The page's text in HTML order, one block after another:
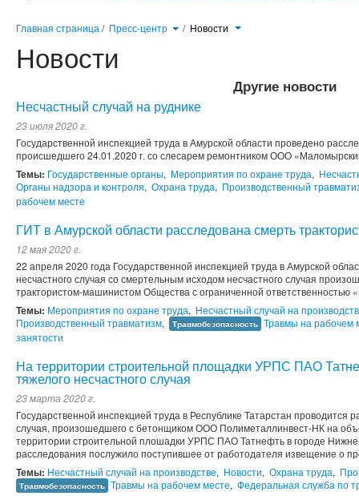
Главная страница / Пресс-центр / Новости
Новости
Другие новости
Несчастный случай на руднике
23 июля 2020 г.
Государственной инспекцией труда в Амурской области проведено
происшедшего 24.01.2020 г. со слесарем ремонтником ООО
Темы: Государственные органы, Мероприятия по охране труда,
Органы надзора и контроля, Охрана труда, Производственный
рабочем месте
ГИТ в Амурской области расследована смерть
12 мая 2020 г.
22 апреля 2020 года Государственной инспекцией труда в Амурской
несчастного случая со смертельным исходом несчастного случая
трактористом-машинистом Общества с ограниченной
Темы: Мероприятия по охране труда, Несчастный случай на
Производственный травматизм, Травмобезопасность Травмы на рабочем
занятости
На территории строительной площадки УРПС ПАО
тяжелого несчастного случая
23 марта 2020 г.
Государственной инспекцией труда в Республике Татарстан проводится
случая, произошедшего с бетонщиком ООО Полиметаллинвест-НК на
территории строительной плошадки УРПС ПАО Татнефть в городе
расследования послужило поступившее от работодателя извещение о
Темы: Несчастный случай на производстве, Новости, Охрана труда,
Травмобезопасность Травмы на рабочем месте, Федеральная служба по